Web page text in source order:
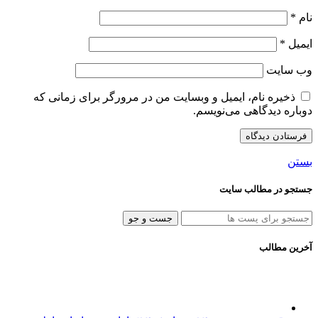
نام *
ایمیل *
وب‌ سایت
ذخیره نام، ایمیل و وبسایت من در مرورگر برای زمانی که
دوباره دیدگاهی می‌نویسم.
بستن
جستجو در مطالب سایت
جست و جو
آخرین مطالب